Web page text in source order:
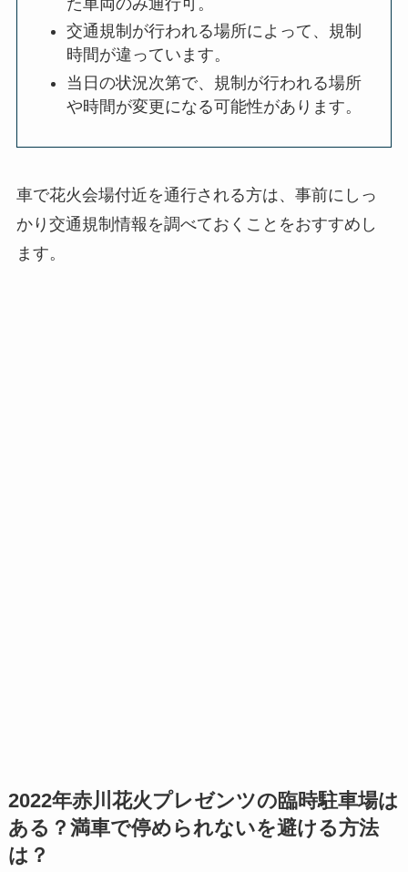
交通規制が行われる場所によって、規制
時間が違っています。
当日の状況次第で、規制が行われる場所
や時間が変更になる可能性があります。
車で花火会場付近を通行される方は、事前にしっ
かり交通規制情報を調べておくことをおすすめし
ます。
2022年赤川花火プレゼンツの臨時駐車場は
ある？満車で停められないを避ける方法
は？